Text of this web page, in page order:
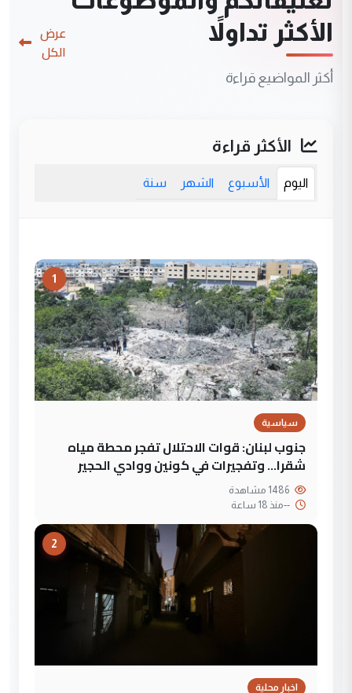
الأكثر تداولاً
أكثر المواضيع قراءة
عرض
الكل
الأكثر قراءة
اليوم الأسبوع الشهر سنة
1
سياسية
جنوب لبنان: قوات الاحتلال تفجر محطة مياه
شقرا… وتفجيرات في كونين ووادي الحجير
--منذ 18 ساعة
2
اخبار محلية